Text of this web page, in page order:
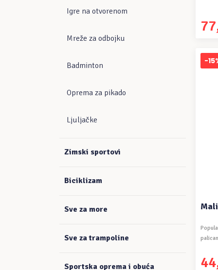
cijena
je:
77
cijena
-
44
Igre na otvorenom
Mreže za odbojku
Badminton
Oprema za pikado
Ljuljačke
Zimski sportovi
Biciklizam
Sve za more
Sve za trampoline
Sportska oprema i obuća